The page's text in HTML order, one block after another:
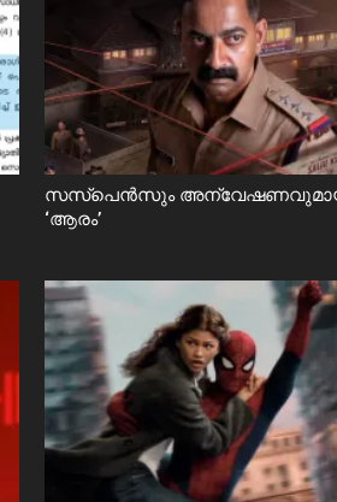
സസ്പെൻസും
‘ആരം’